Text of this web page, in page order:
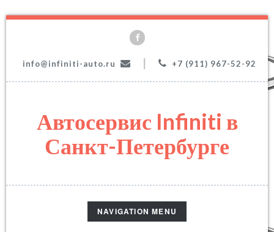
info@infiniti-auto.ru +7 (911) 967-52-92
Автосервис Infiniti в
Санкт-Петербурге
TOGGLE
NAVIGATION
NAVIGATION MENU